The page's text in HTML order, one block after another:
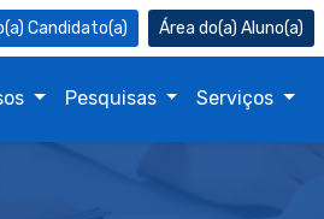
Candidato(a) Aluno(a)
Pesquisas Serviços